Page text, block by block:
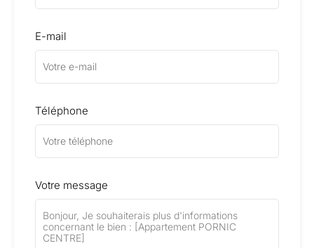
E-mail
Téléphone
Votre message